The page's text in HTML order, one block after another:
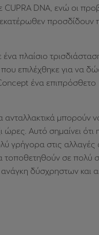
DNA, ενώ οι
προσδίδουν
πλαίσιο
επιλέχθηκε για να
ένα επιπρόσθετο
ανταλλακτικά μπορούν
ώρες. Αυτό σημαίνει
γρήγορα στις
τοποθετηθούν σε πολύ
δύσχρηστων και